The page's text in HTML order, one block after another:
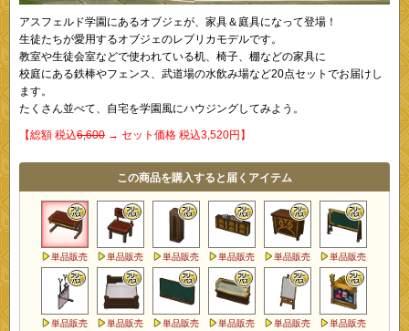
アスフェルド学園にあるオブジェが、家具＆庭具になって登場！
生徒たちが愛用するオブジェのレプリカモデルです。
教室や生徒会室などで使われている机、椅子、棚などの家具に
校庭にある鉄棒やフェンス、武道場の水飲み場など20点セットでお届けし
ます。
たくさん並べて、自宅を学園風にハウジングしてみよう。
【総額 税込6,600 → セット価格 税込3,520円】
この商品を購入すると届くアイテム
単品販売 単品販売 単品販売 単品販売 単品販売 単品販売
単品販売 単品販売 単品販売 単品販売 単品販売 単品販売